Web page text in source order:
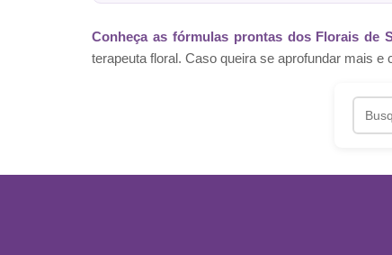
Conheça as fórmulas prontas dos Florais de
terapeuta floral. Caso queira se aprofundar mais